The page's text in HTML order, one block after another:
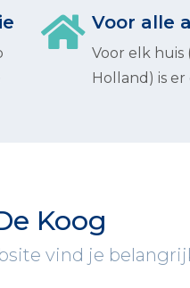
Voor alle
Voor elk huis
Holland) is
Koog
vind je